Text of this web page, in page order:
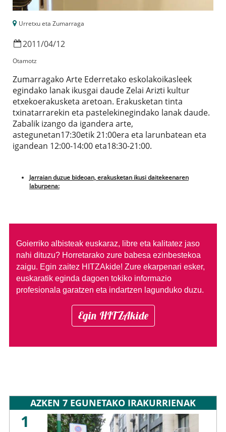
Urretxu eta Zumarraga
2011/04/12
Otamotz
Zumarragako Arte Ederretako eskolakoikasleek
egindako lanak ikusgai daude Zelai Arizti kultur
etxekoerakusketa aretoan. Erakusketan tinta
txinatarrarekin eta pastelekinegindako lanak daude.
Zabalik izango da igandera arte,
astegunetan17:30etik 21:00era eta larunbatean eta
igandean 12:00-14:00 eta18:30-21:00.
Jarraian duzue bideoan, erakusketan ikusi daitekeenaren
laburpena:
Goierriko albisteak euskaraz, libre eta kalitatez jaso
nahi dituzu? Horretarako zure babesa ezinbestekoa
zaigu. Egin zaitez HITZAkide! Zure ekarpenari esker,
euskaratik eginda dagoen tokiko informazio
profesionala garatzen eta indartzen lagunduko duzu.
Egin HITZAkide
AZKEN 7 EGUNETAKO IRAKURRIENAK
1